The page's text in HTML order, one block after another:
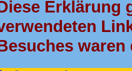
Erklärung